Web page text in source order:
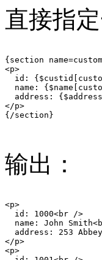
直接指
{section
<p>
id:
name:
address:
</p>
{/section}
输出：
<p>
  id: 1000<br />
name: John
address: 253
</p>
<p>